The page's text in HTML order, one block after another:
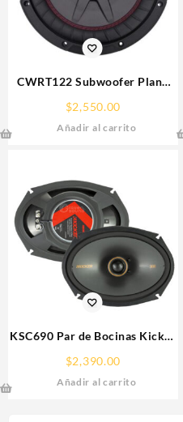
CWRT122 Subwoofer Plano
Ohms
$2,550.00
Añadir al carrito
KSC690 Par de Bocinas Kicker
$2,390.00
Añadir al carrito